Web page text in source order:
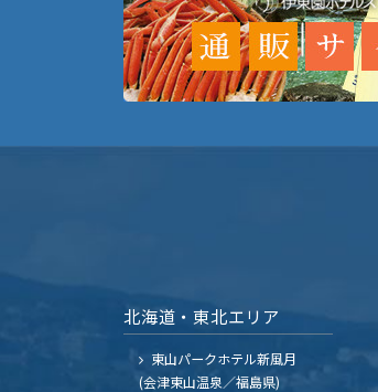
北海道・東北エリア
東山パークホテル新風月
(会津東山温泉／福島県)